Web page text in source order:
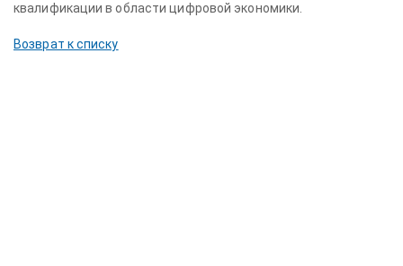
квалификации в области цифровой экономики.
Возврат к списку